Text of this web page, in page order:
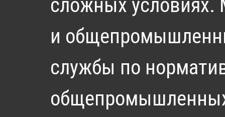
сложных условиях.
и
службы по